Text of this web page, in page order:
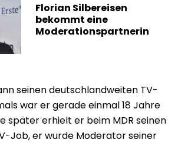
Florian Silbereisen
bekommt eine
Moderationspartnerin
seinen deutschlandweiten TV-
war er gerade einmal 18 Jahre
später erhielt er beim MDR seinen
Job, er wurde Moderator seiner